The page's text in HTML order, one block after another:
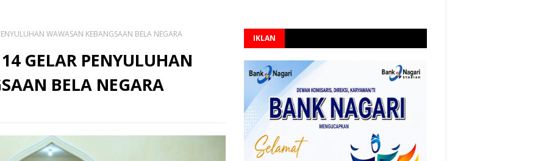
WAWASAN KEBANGSAAN BELA NEGARA
GELAR PENYULUHAN
BELA NEGARA
IKLAN